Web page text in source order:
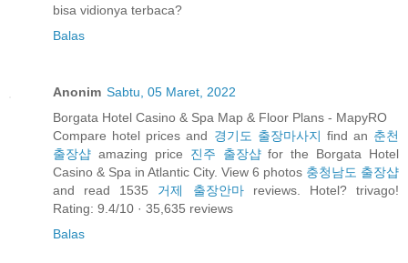
bisa vidionya terbaca?
Balas
Anonim Sabtu, 05 Maret, 2022
Borgata Hotel Casino & Spa Map & Floor Plans - MapyRO
Compare hotel prices and 경기도 출장마사지 find an 춘천
출장샵 amazing price 진주 출장샵for the Borgata Hotel
Casino & Spa in Atlantic City. View 6 photos 충청남도 출장샵
and read 1535 거제 출장안마reviews. Hotel? trivago!
Rating: 9.4/10 · ‎35,635 reviews
Balas